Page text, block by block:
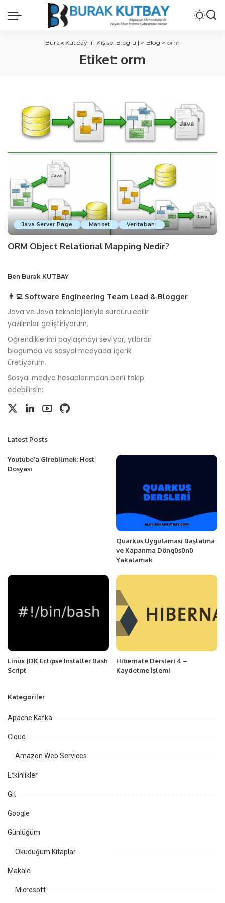
Burak Kutbay'ın Kişisel Blog'u | > Blog > orm
Etiket: orm
Java Server Page Manset Veritabanı
ORM Object Relational Mapping Nedir?
Ben Burak KUTBAY
👨‍💻 Software Engineering Team Lead & Blogger
Java ve Java teknolojileriyle sürdürülebilir
yazılımlar geliştiriyorum.
Öğrendiklerimi paylaşmayı seviyor, yıllardır
blogumda ve sosyal medyada içerik
üretiyorum.
Sosyal medya hesaplarımdan beni takip
edebilirsin:
Latest Posts
Youtube’a Girebilmek: Host
Dosyası
Quarkus Uygulaması Başlatma
ve Kapanma Döngüsünü
Yakalamak
Linux JDK Eclipse Installer Bash
Script
Hibernate Dersleri 4 –
Kaydetme İşlemi
Kategoriler
Apache Kafka
Cloud
Amazon Web Services
Etkinlikler
Git
Google
Günlüğüm
Okuduğum Kitaplar
Makale
Microsoft